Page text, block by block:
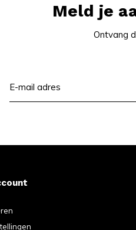
Meld je
Ontvang